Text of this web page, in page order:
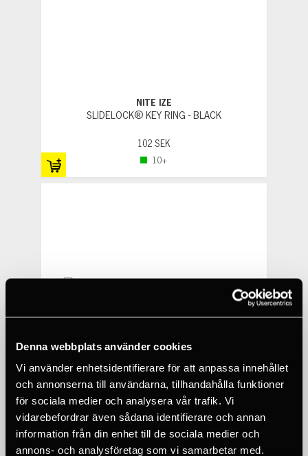
Denna webbplats använder cookies
Vi använder enhetsidentifierare för att anpassa innehållet
och annonserna till användarna, tillhandahålla funktioner
för sociala medier och analysera vår trafik. Vi
vidarebefordrar även sådana identifierare och annan
information från din enhet till de sociala medier och
annons- och analysföretag som vi samarbetar med.
NITE IZE
SLIDELOCK® KEY RING - BLACK
102 SEK
10+
NITE IZE
GEARLINE® ORGANIZATION SYSTEM 4 FT